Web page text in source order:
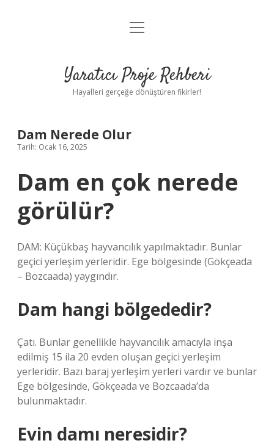
Anasayfa
Yasal Uyarı
menüyü
Yaratıcı Proje Rehberi
Hayalleri gerçeğe dönüştüren fikirler!
Dam Nerede Olur
Tarih: Ocak 16, 2025
Dam en çok nerede
görülür?
DAM: Küçükbaş hayvancılık yapılmaktadır. Bunlar
geçici yerleşim yerleridir. Ege bölgesinde (Gökçeada
– Bozcaada) yaygındır.
Dam hangi bölgededir?
Çatı. Bunlar genellikle hayvancılık amacıyla inşa
edilmiş 15 ila 20 evden oluşan geçici yerleşim
yerleridir. Bazı baraj yerleşim yerleri vardır ve bunlar
Ege bölgesinde, Gökçeada ve Bozcaada’da
bulunmaktadır.
Evin damı neresidir?